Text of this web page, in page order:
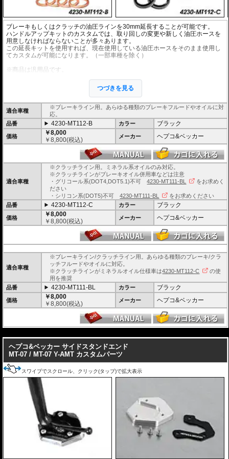
ブレーキもしくはクラッチの油圧ラインを30mm延長することが可能です。
ハンドルアップキットのカスタムでは、取り回しの変更や新しく油圧ホースを
用意しなければならないことが多々あります。
この延長キットを使用すれば、現在使用している油圧ホースをそのまま使用し
てカスタムが可能になります。（一部車種を除く）
※商品は汎用品です。
※安全に深く関わるパーツですので、プロショップでの交換を強くおすすめし
※ワイヤー仕様車には使用できません。
つづきを見る
適合車種
※ブレーキライン用。あらゆる種類のブレーキフルードやオイルに対
応。
品番
4230-MT112-B カラー ブラック
価格
￥8,000
￥8,800(税込) メーカー ヘプコ&ベッカー
適合車種
※クラッチライン用。ミネラル系オイルのみ対応。
※クラッチラインがブレーキオイル併用車などは注意
・グリコール系(DOT4,DOT5.1)不可4230-MT111-BL
をお求めく
ださい
・シリコン系(DOT5)不可4230-MT111-BL
をお求めください
品番
4230-MT112-C カラー ブラック
価格
￥8,000
￥8,800(税込) メーカー ヘプコ&ベッカー
適合車種
※ブレーキライン/クラッチライン用。あらゆる種類のブレーキ/クラ
ッチフルードやオイルに対応。
※クラッチラインがミネラルオイル仕様車は4230-MT112-C
の使
用を推奨
品番
4230-MT111-BL カラー ブラック
価格
￥8,000
￥8,800(税込) メーカー ヘプコ&ベッカー
ヘプコ&ベッカー サイドスタンドエンド
MT-07 / MT-07 Y-AMT カスタムパーツ
スワイプでスクロール、クリック(タップ)で拡大表示